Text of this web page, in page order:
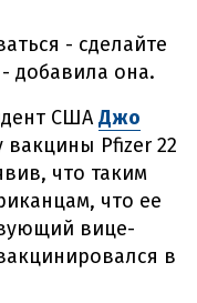
- сделайте
добавила она.
США Джо
вакцины Pfizer 22
что таким
что ее
вице-
в